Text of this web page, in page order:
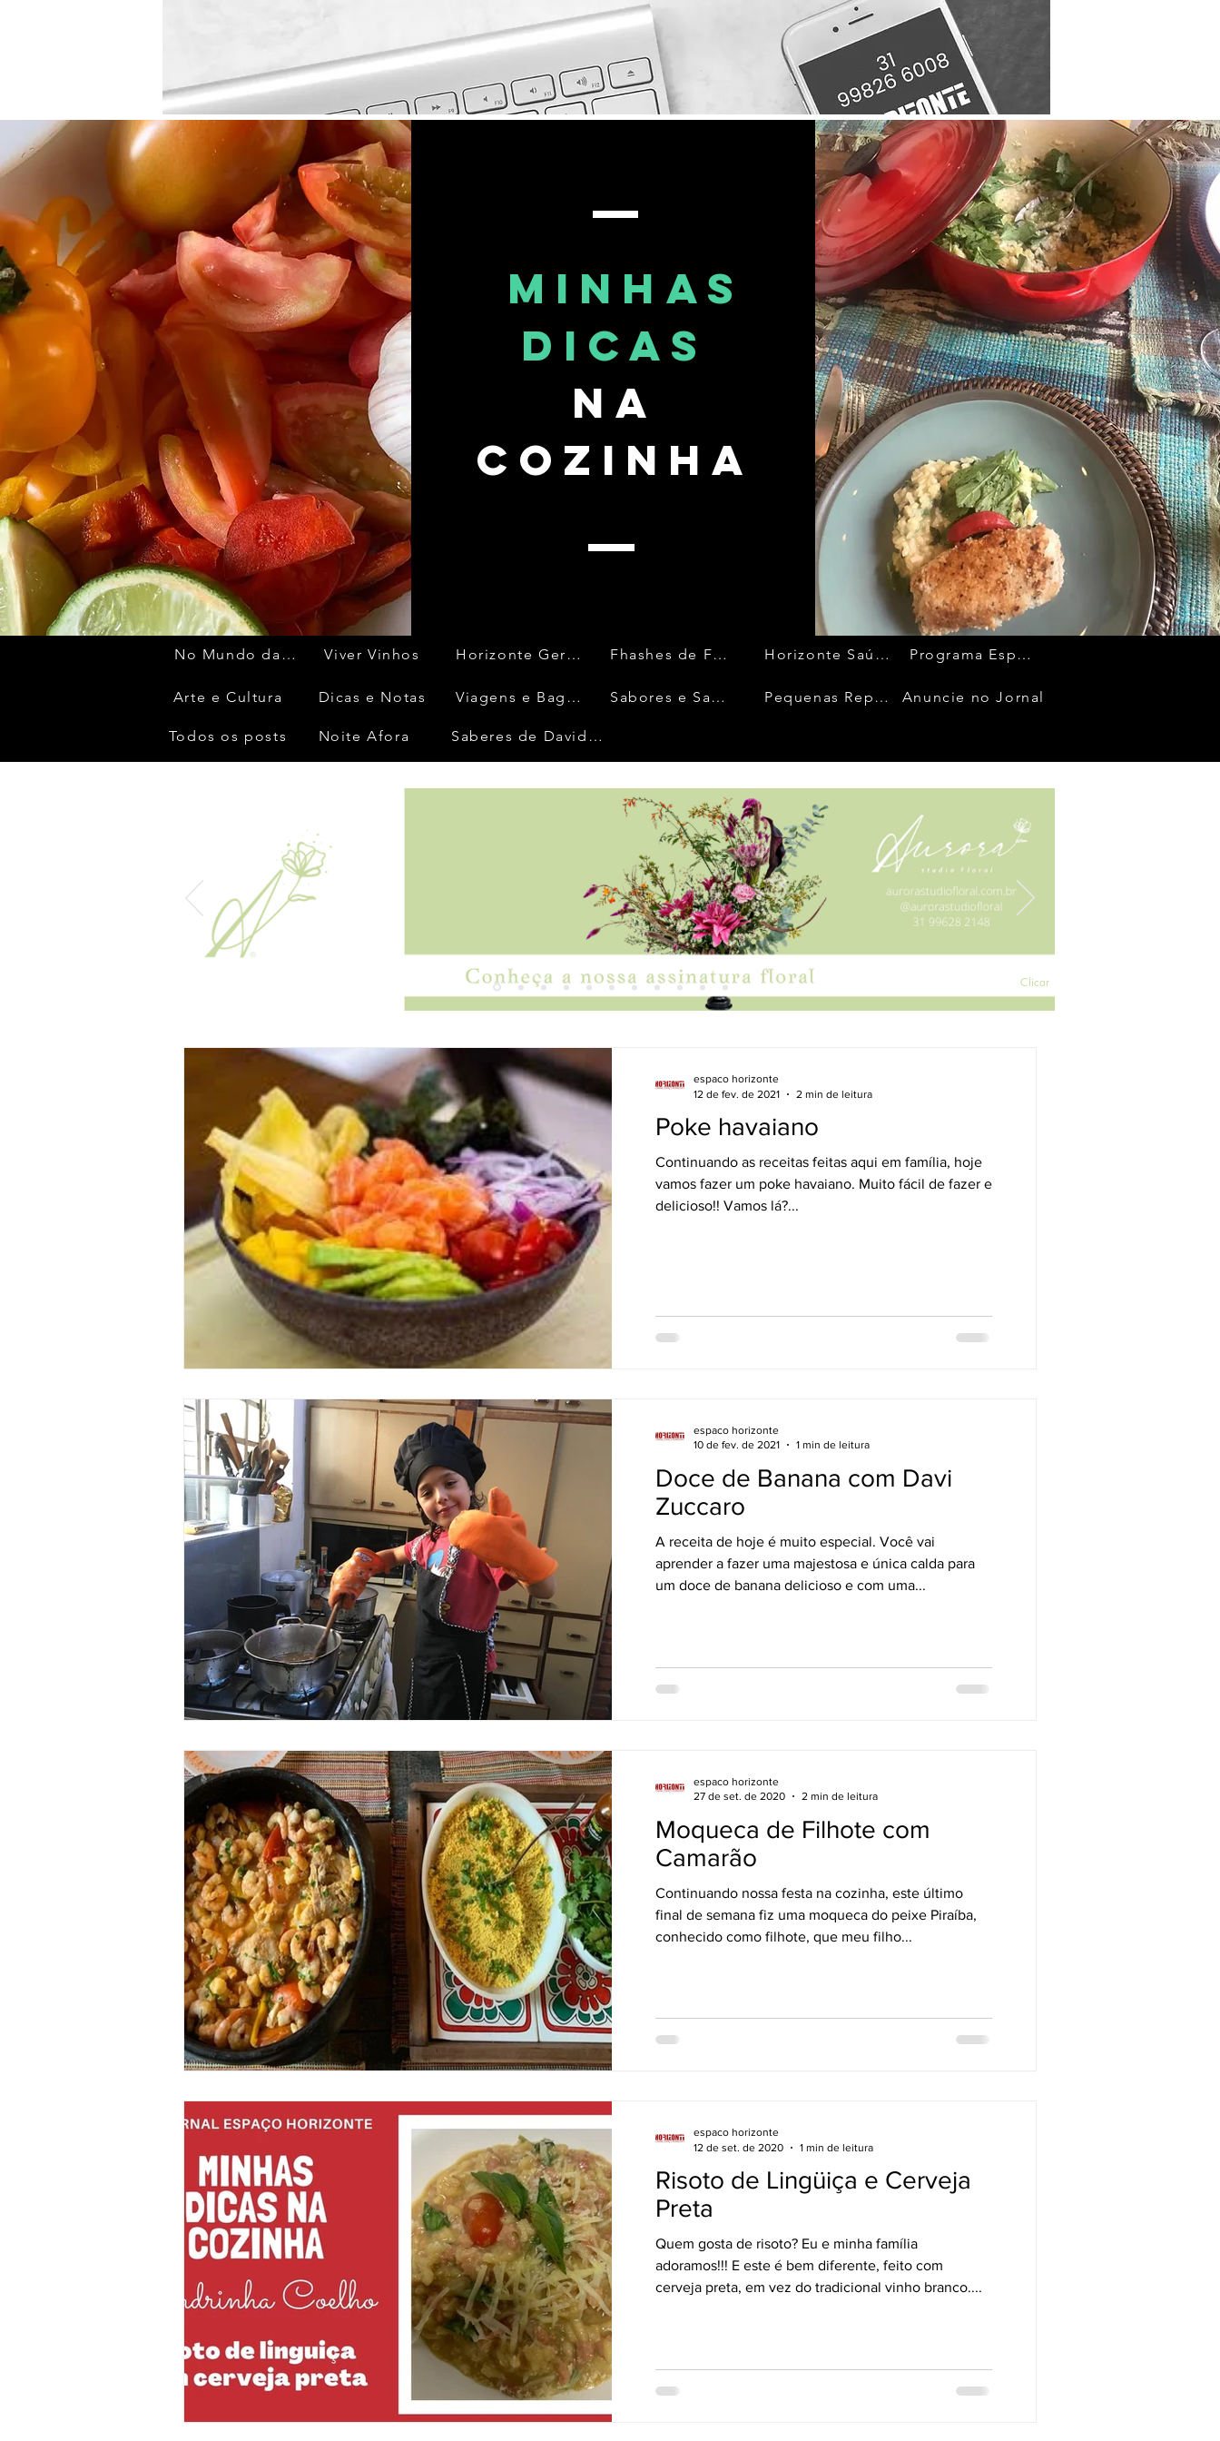
minhas
dicas
na
cozinha
No Mundo da moda Viver Vinhos
Arte e Cultura
Todos os posts
Dicas e Notas
Noite Afora
Horizonte Gerais
Viagens e Bagagens
Fhashes de Fora
Sabores e Saberes
Saberes de David Faria
Horizonte Saúde
Pequenas Reportagens
Programa Espaço Ideal
Quem Acontece
Anuncie no Jornal
Clicar
Poke havaiano
Continuando as receitas feitas aqui em família, hoje
vamos fazer um poke havaiano. Muito fácil de fazer e
delicioso!! Vamos lá?...
espaco horizonte
12 de fev. de 2021
2 min de leitura
Doce de Banana com Davi
Zuccaro
A receita de hoje é muito especial. Você vai
aprender a fazer uma majestosa e única calda para
um doce de banana delicioso e com uma...
espaco horizonte
10 de fev. de 2021
1 min de leitura
Moqueca de Filhote com
Camarão
Continuando nossa festa na cozinha, este último
final de semana fiz uma moqueca do peixe Piraíba,
conhecido como filhote, que meu filho...
espaco horizonte
27 de set. de 2020
2 min de leitura
Risoto de Lingüiça e Cerveja
Preta
Quem gosta de risoto? Eu e minha família
adoramos!!! E este é bem diferente, feito com
cerveja preta, em vez do tradicional vinho branco....
espaco horizonte
12 de set. de 2020
1 min de leitura